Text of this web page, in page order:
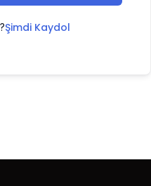
Şimdi Kaydol